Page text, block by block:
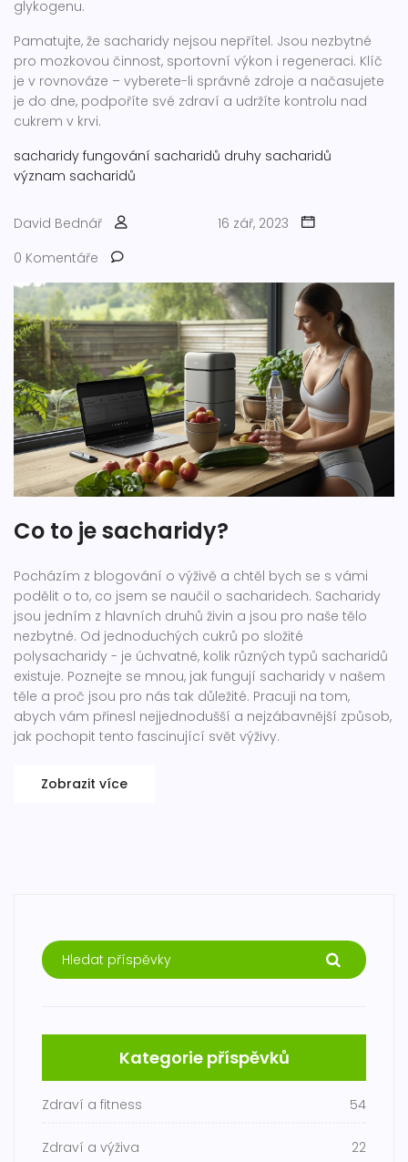
glykogenu.
Pamatujte, že sacharidy nejsou nepřítel. Jsou nezbytné
pro mozkovou činnost, sportovní výkon i regeneraci. Klíč
je v rovnováze – vyberete-li správné zdroje a načasujete
je do dne, podpoříte své zdraví a udržíte kontrolu nad
cukrem v krvi.
sacharidy fungování sacharidů druhy sacharidů
význam sacharidů
David Bednář
16 zář, 2023
0 Komentáře
Co to je sacharidy?
Pocházím z blogování o výživě a chtěl bych se s vámi
podělit o to, co jsem se naučil o sacharidech. Sacharidy
jsou jedním z hlavních druhů živin a jsou pro naše tělo
nezbytné. Od jednoduchých cukrů po složité
polysacharidy - je úchvatné, kolik různých typů sacharidů
existuje. Poznejte se mnou, jak fungují sacharidy v našem
těle a proč jsou pro nás tak důležité. Pracuji na tom,
abych vám přinesl nejjednodušší a nejzábavnější způsob,
jak pochopit tento fascinující svět výživy.
Zobrazit více
Kategorie příspěvků
Zdraví a fitness 54
Zdraví a výživa 22